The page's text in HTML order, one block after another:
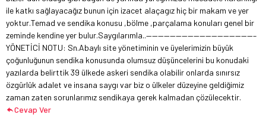
ile katkı sağlayacağız bunun için izacet alaçagız hiç bir makam ve yer
yoktur.Temad ve sendika konusu ,bölme ,parçalama konuları genel bir
zeminde kendine yer bulur.Saygılarımla..——————————————————–
YÖNETİCİ NOTU: Sn.Abaylı site yönetiminin ve üyelerimizin büyük
çoğunluğunun sendika konusunda olumsuz düşüncelerini bu konudaki
yazılarda belirttik 39 ülkede askeri sendika olabilir onlarda sınırsız
özgürlük adalet ve insana saygı var biz o ülkeler düzeyine geldiğimiz
zaman zaten sorunlarımız sendikaya gerek kalmadan çözülecektir.
Cevap Ver